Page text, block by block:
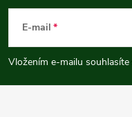
p
a
E-mail
Vložením e-mailu souhlasíte